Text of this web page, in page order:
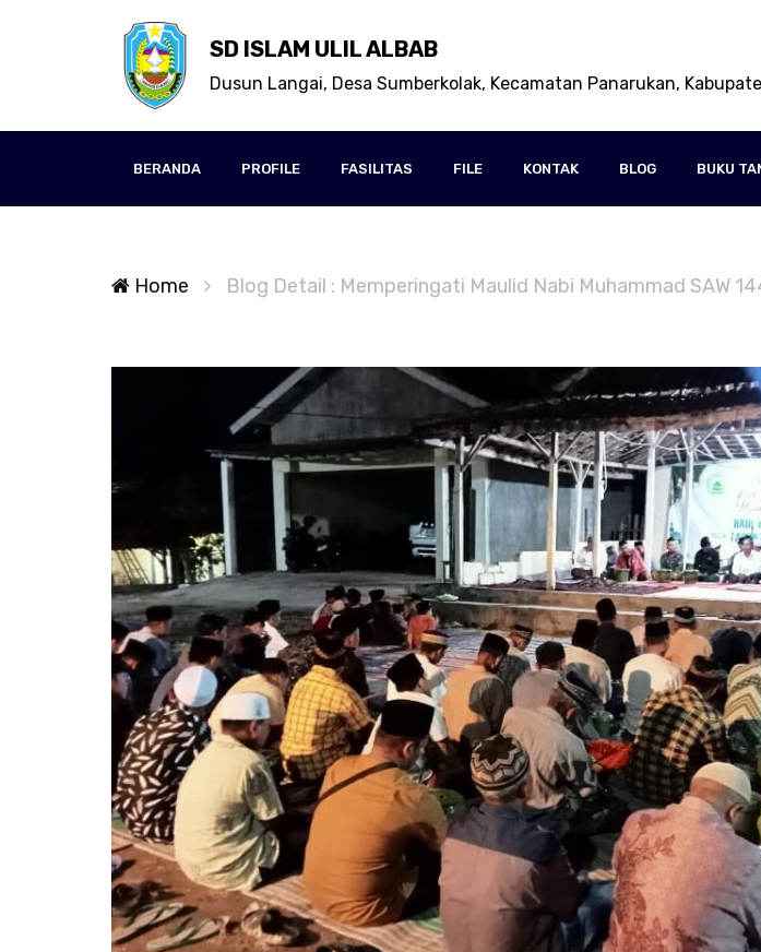
SD ISLAM ULIL ALBAB
Dusun Langai, Desa Sumberkolak, Kecamatan Panarukan,
BERANDA PROFILE FASILITAS FILE KONTAK BLOG BUKU
Home Blog Detail : Memperingati Maulid Nabi Muhammad SAW